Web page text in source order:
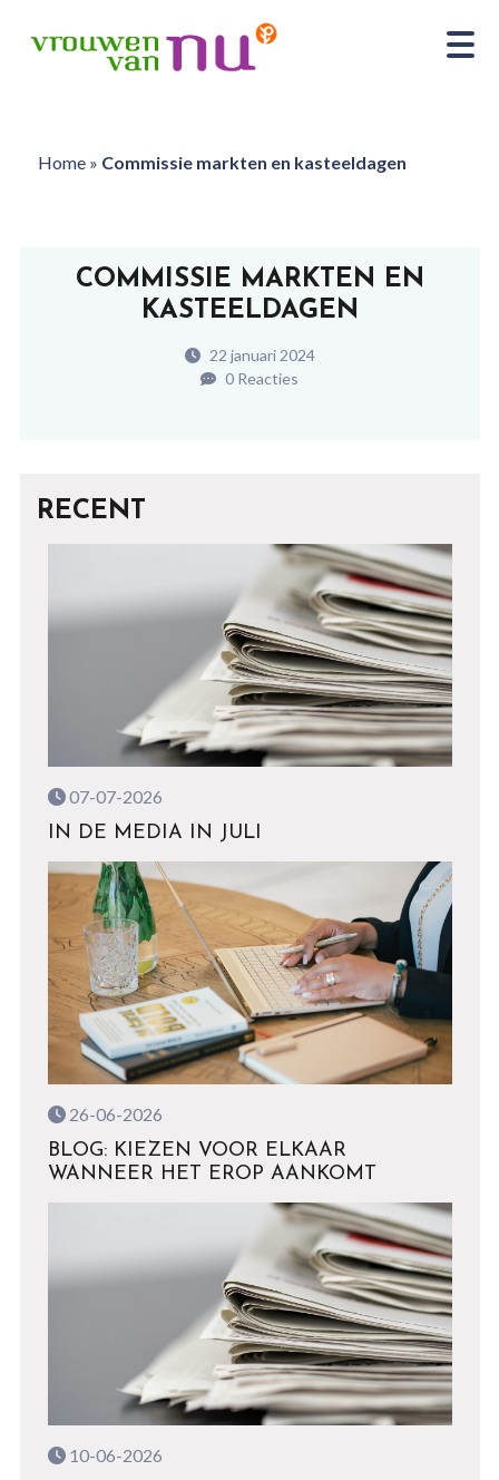
Home» Commissie markten en kasteeldagen
COMMISSIE MARKTEN EN
KASTEELDAGEN
22 januari 2024
0 Reacties
RECENT
07-07-2026
IN DE MEDIA IN JULI
26-06-2026
BLOG: KIEZEN VOOR ELKAAR
WANNEER HET EROP AANKOMT
10-06-2026